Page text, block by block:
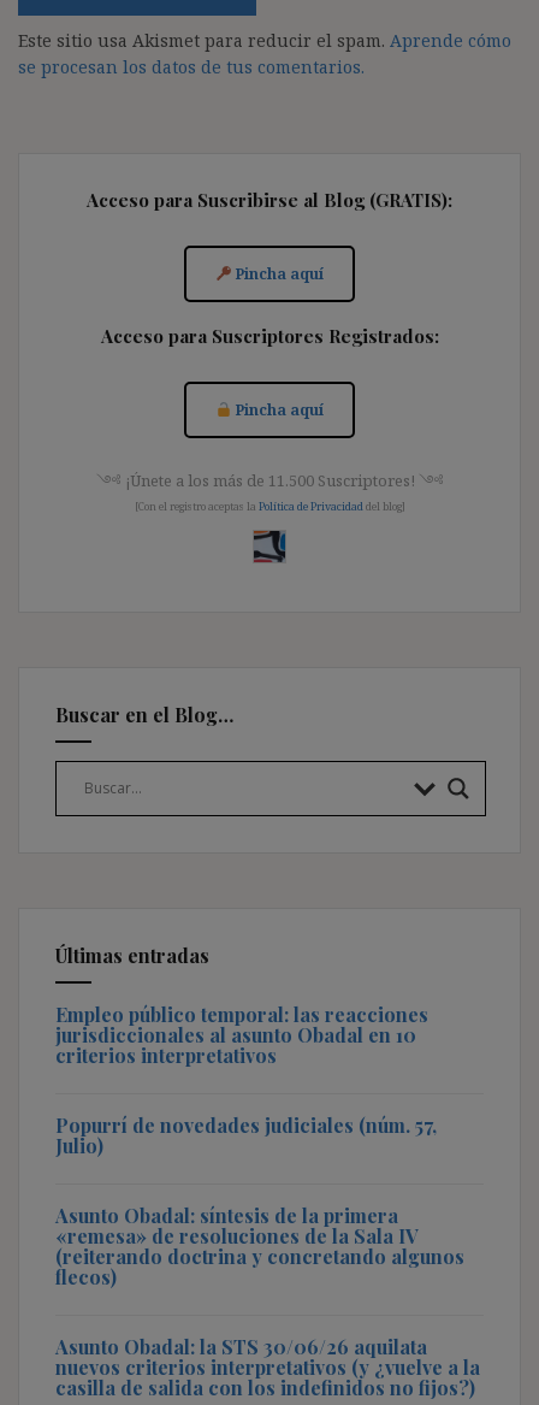
Este sitio usa Akismet para reducir el spam. Aprende cómo
se procesan los datos de tus comentarios.
Acceso para Suscribirse al Blog (GRATIS):
Pincha aquí
Acceso para Suscriptores Registrados:
Pincha aquí
༺ ¡Únete a los más de 11.500 Suscriptores! ༺
[Con el registro aceptas la Política de Privacidad del blog]
Buscar en el Blog…
Últimas entradas
Empleo público temporal: las reacciones
jurisdiccionales al asunto Obadal en 10
criterios interpretativos
Popurrí de novedades judiciales (núm. 57,
Julio)
Asunto Obadal: síntesis de la primera
«remesa» de resoluciones de la Sala IV
(reiterando doctrina y concretando algunos
flecos)
Asunto Obadal: la STS 30/06/26 aquilata
nuevos criterios interpretativos (y ¿vuelve a la
casilla de salida con los indefinidos no fijos?)